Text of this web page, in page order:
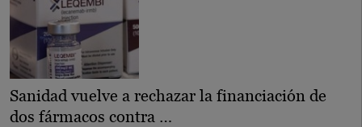
Sanidad vuelve a rechazar la financiación de
dos fármacos contra …